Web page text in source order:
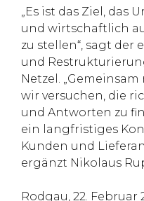
„Es ist das Ziel,
und wirtschaftlich
zu stellen“, sagt der
und
Netzel.
wir versuchen, die
und Antworten zu
ein langfristiges
Kunden und
ergänzt Nikolaus
Rodgau, 22. Februar